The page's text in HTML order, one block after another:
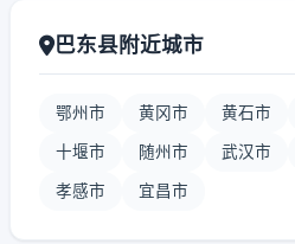
巴东县附近城市
鄂州市 黄冈市 黄石市
十堰市 随州市 武汉市
孝感市 宜昌市